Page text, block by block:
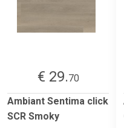
€ 29.70
Ambiant Sentima click
SCR Smoky